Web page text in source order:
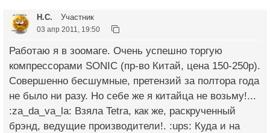
Н.С. Участник
03 апр 2011, 19:50
Работаю я в зоомаге. Очень успешно торгую
компрессорами SONIC (пр-во Китай, цена 150-250р).
Совершенно бесшумные, претензий за полтора года
не было ни разу. Но себе же я китайца не возьму!...
:za_da_va_la: Взяла Tetra, как же, раскрученный
брэнд, ведущие производители!. :ups: Куда и на